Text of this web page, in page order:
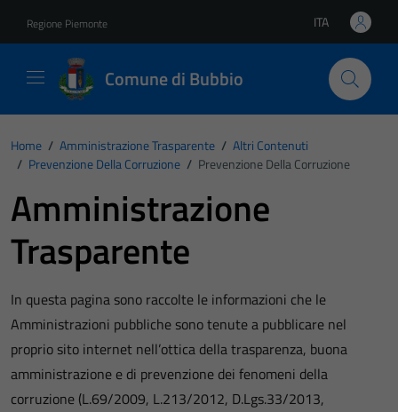
Regione Piemonte Lingua attiva:
ITA
Comune di Bubbio
Home / Amministrazione Trasparente / Altri Contenuti
/ Prevenzione Della Corruzione / Prevenzione Della Corruzione
Amministrazione
Trasparente
In questa pagina sono raccolte le informazioni che le
Amministrazioni pubbliche sono tenute a pubblicare nel
proprio sito internet nell’ottica della trasparenza, buona
amministrazione e di prevenzione dei fenomeni della
corruzione (L.69/2009, L.213/2012, D.Lgs.33/2013,